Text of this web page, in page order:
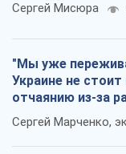
Сергей Мисюра
"Мы уже
Украине не
отчаянию из-за
Сергей Марченко,